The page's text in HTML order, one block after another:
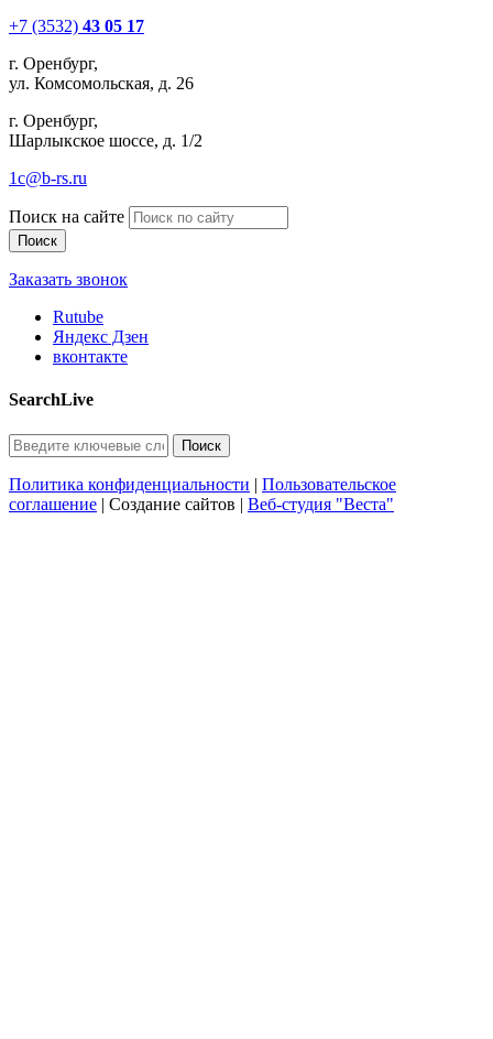
+7 (3532) 43 05 17
г. Оренбург,
ул. Комсомольская, д. 26
г. Оренбург,
Шарлыкское шоссе, д. 1/2
1c@b-rs.ru
Поиск на сайте
Заказать звонок
Rutube
Яндекс Дзен
вконтакте
SearchLive
Политика конфиденциальности | Пользовательское
соглашение | Создание сайтов | Веб-студия "Веста"